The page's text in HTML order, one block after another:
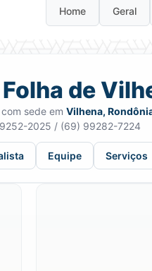
Home Geral
de
sede em Vilhena,
2025 / (69) 99282-7224
Equipe Serviços